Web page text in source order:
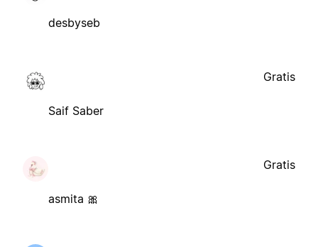
desbyseb
Saif Saber
Gratis
asmita 🎀
Gratis